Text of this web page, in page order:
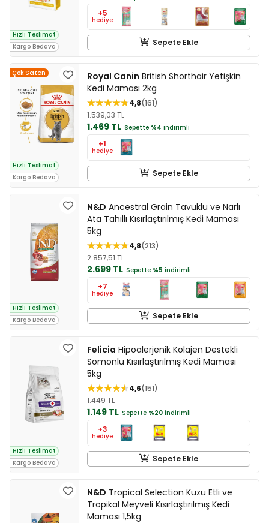
Hızlı Teslimat
Kargo Bedava
+5
hediye
Sepete Ekle
Çok Satan
Hızlı Teslimat
Kargo Bedava
Royal Canin British Shorthair Yetişkin
Kedi Maması 2kg
4,8 161
1.539,03 TL
1.469 TL Sepette %4 indirimli
+1
hediye
Sepete Ekle
Hızlı Teslimat
Kargo Bedava
N&D Ancestral Grain Tavuklu ve Narlı
Ata Tahıllı Kısırlaştırılmış Kedi Maması
5kg
4,8 213
2.857,51 TL
2.699 TL Sepette %5 indirimli
+7
hediye
Sepete Ekle
Hızlı Teslimat
Kargo Bedava
Felicia Hipoalerjenik Kolajen Destekli
Somonlu Kısırlaştırılmış Kedi Maması
5kg
4,6 151
1.449 TL
1.149 TL Sepette %20 indirimli
+3
hediye
Sepete Ekle
N&D Tropical Selection Kuzu Etli ve
Tropikal Meyveli Kısırlaştırılmış Kedi
Maması 1,5kg